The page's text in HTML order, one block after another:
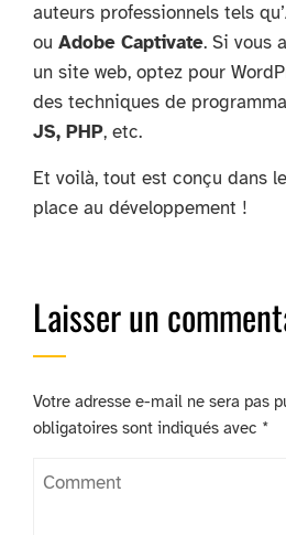
auteurs professionnels tels qu’
ou Adobe Captivate. Si vous
un site web, optez pour
des techniques de
JS, PHP, etc.
Et voilà, tout est conçu dans
place au développement !
Laisser un
Votre adresse e-mail ne sera pas
obligatoires sont indiqués avec *